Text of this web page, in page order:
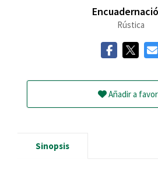
Rústica
Añadir a
Sinopsis